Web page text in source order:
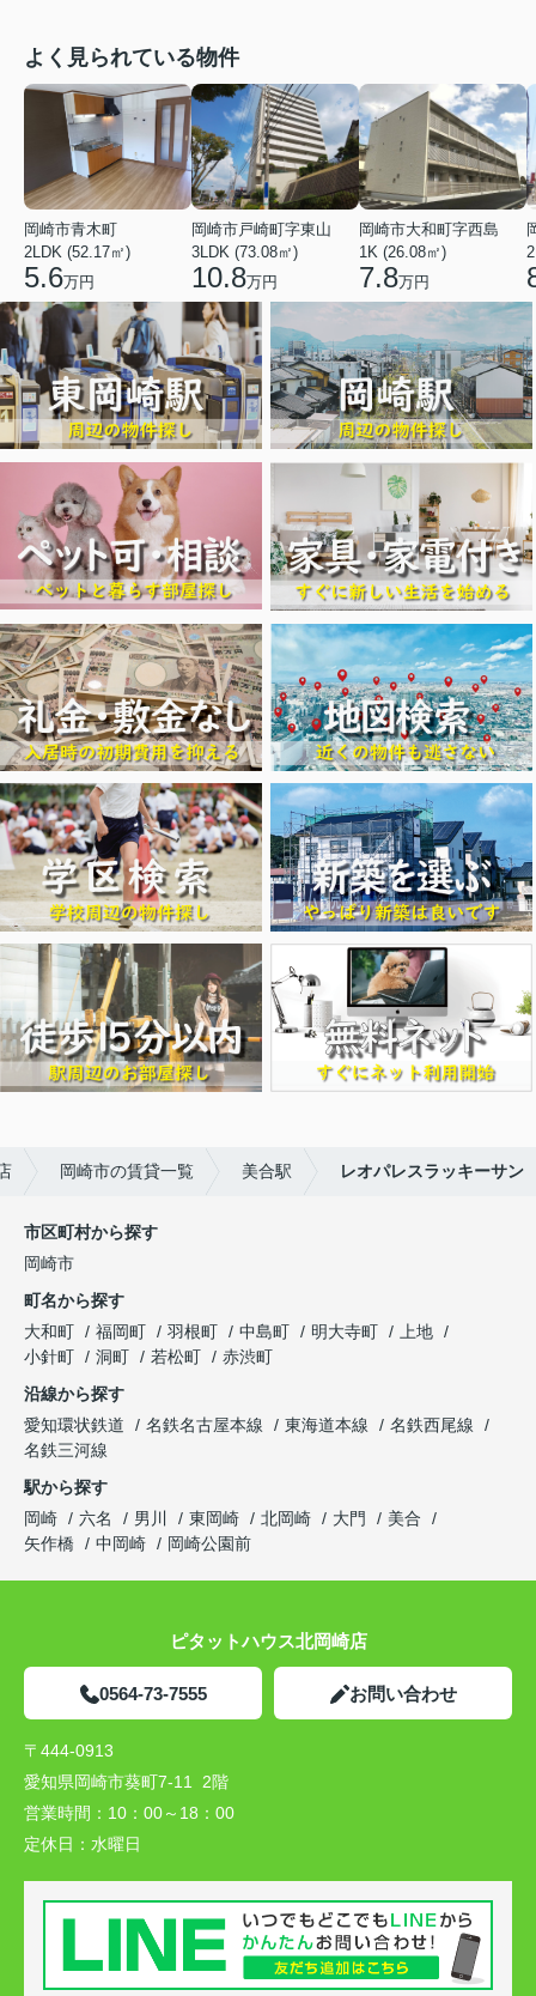
よく見られている物件
岡崎市青木町
2LDK (52.17㎡)
5.6万円
岡崎市戸崎町字東山
3LDK (73.08㎡)
10.8万円
岡崎市大和町字西島
1K (26.08㎡)
7.8万円
岡崎市の賃貸一覧 美合駅 レオパレスラッキーサン
市区町村から探す
岡崎市
町名から探す
大和町
福岡町 羽根町 中島町 明大寺町
上地
小針町
洞町 若松町
赤渋町
沿線から探す
愛知環状鉄道
名鉄名古屋本線 東海道本線
名鉄西尾線
名鉄三河線
駅から探す
岡崎
六名 男川 東岡崎 北岡崎 大門
美合
矢作橋
中岡崎 岡崎公園前
ピタットハウス北岡崎店
0564-73-7555 お問い合わせ
〒444-0913
愛知県岡崎市葵町7-11 2階
営業時間： 10：00～18：00
定休日： 水曜日